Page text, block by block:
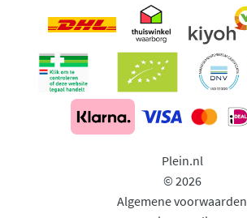
Plein.nl
© 2026
Algemene voorwaarden